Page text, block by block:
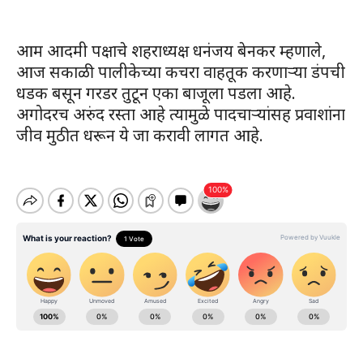
आम आदमी पक्षाचे शहराध्यक्ष धनंजय बेनकर म्हणाले,
आज सकाळी पालीकेच्या कचरा वाहतूक करणाऱ्या डंपची
धडक बसून गरडर तुटून एका बाजूला पडला आहे.
अगोदरच अरुंद रस्ता आहे त्यामुळे पादचाऱ्यांसह प्रवाशांना
जीव मुठीत धरून ये जा करावी लागत आहे.